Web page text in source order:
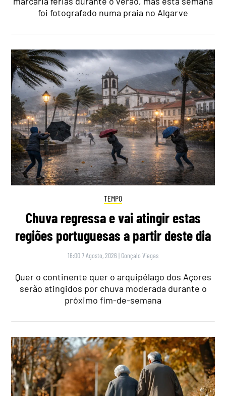
foi fotografado numa praia no Algarve
TEMPO
Chuva regressa e vai atingir estas
regiões portuguesas a partir deste dia
16:00 7 Agosto, 2026 | Gonçalo Viegas
Quer o continente quer o arquipélago dos Açores
serão atingidos por chuva moderada durante o
próximo fim-de-semana